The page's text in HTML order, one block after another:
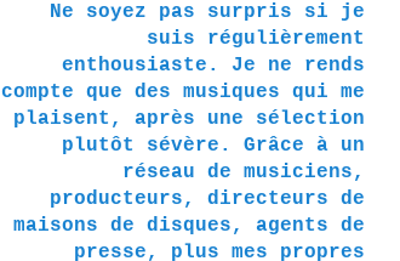
Ne soyez pas surpris si je
suis régulièrement
enthousiaste. Je ne rends
compte que des musiques qui me
plaisent, après une sélection
plutôt sévère. Grâce à un
réseau de musiciens,
producteurs, directeurs de
maisons de disques, agents de
presse, plus mes propres